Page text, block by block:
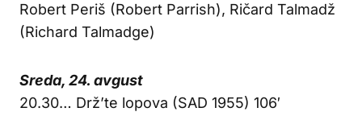
Robert Periš (Robert Parrish), Ričard Talmadž
(Richard Talmadge)
Sreda, 24. avgust
20.30… Drž’te lopova (SAD 1955) 106′